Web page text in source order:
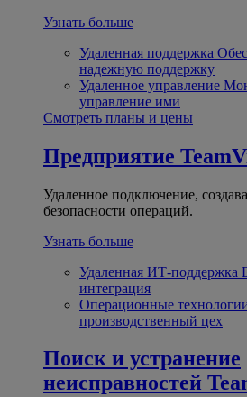
Узнать больше
Удаленная поддержка
надежную поддержку
Удаленное управление
управление ими
Смотреть планы и цены
Предприятие
Удаленное подключение,
безопасности операций.
Узнать больше
Удаленная ИТ-поддержка
интеграция
Операционные
производственный цех
Поиск и устранение
неисправностей